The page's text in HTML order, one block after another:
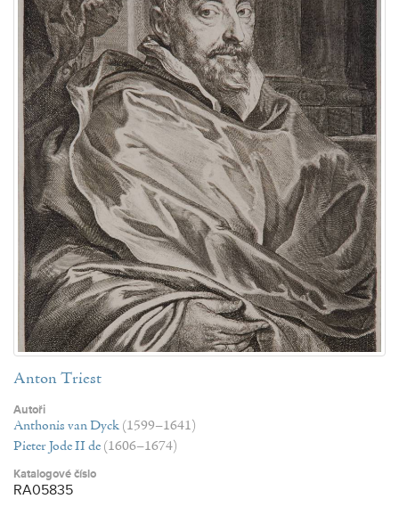
Anton Triest
Autoři
Anthonis van Dyck (1599–1641)
Pieter Jode II de (1606–1674)
Katalogové číslo
RA05835